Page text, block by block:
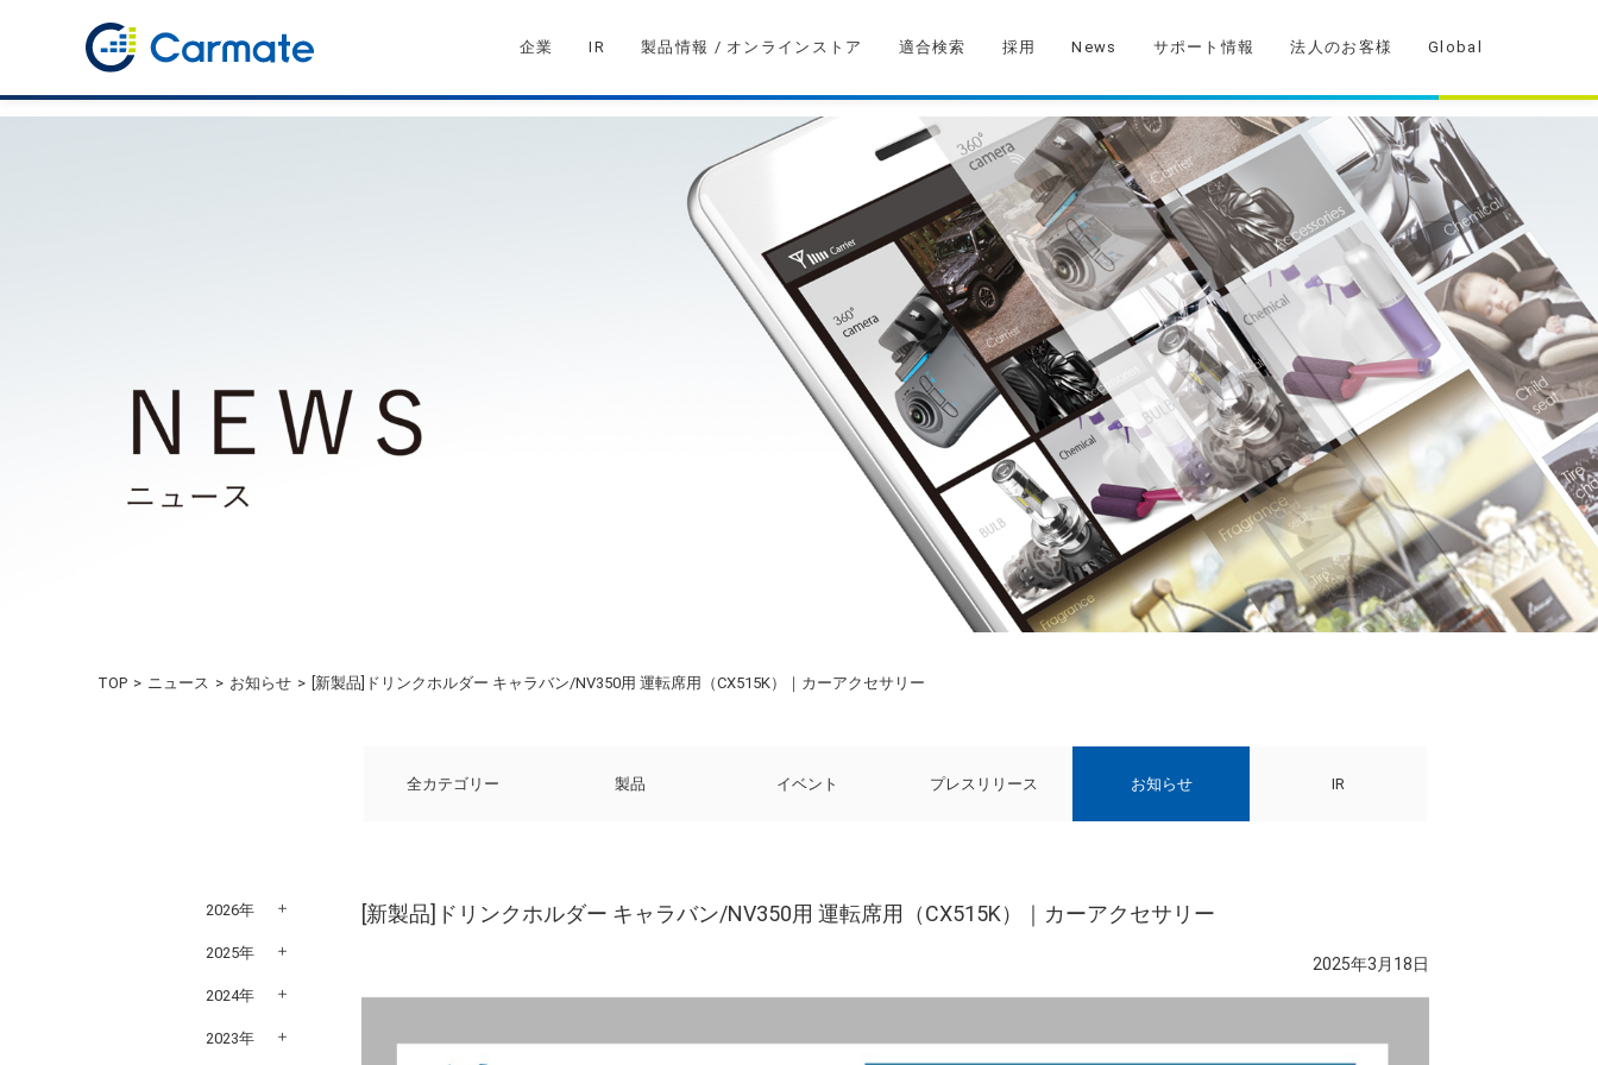
企業 IR 製品情報 / オンラインストア 適合検索 採用 News サポート情報 法人のお客様 Global
TOP ニュース お知らせ [新製品]ドリンクホルダー キャラバン/NV350用 運転席用（CX515K）｜カーアクセサリー
全カテゴリー 製品 イベント プレスリリース お知らせ IR
[新製品]ドリンクホルダー キャラバン/NV350用 運転席用（CX515K）｜カーアクセサリー
2025年3月18日
2026年
2025年
2024年
2023年